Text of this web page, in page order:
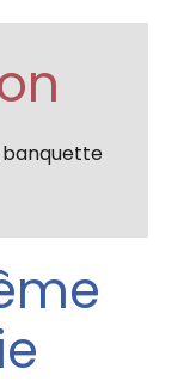
banquette